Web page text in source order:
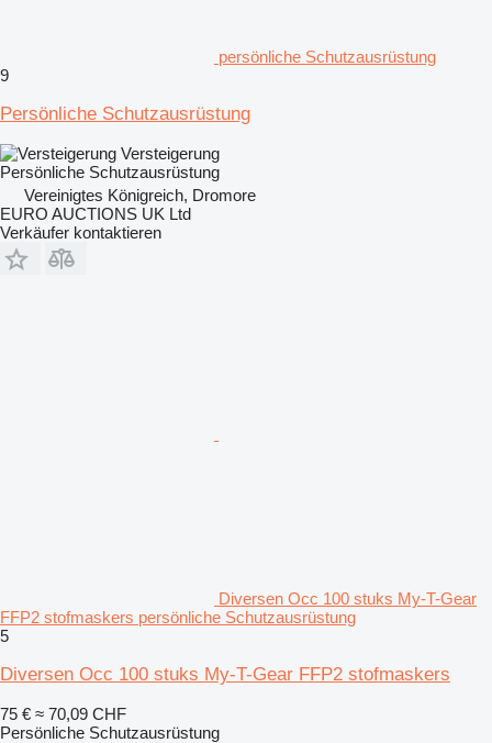
persönliche Schutzausrüstung
9
Persönliche Schutzausrüstung
Versteigerung
Persönliche Schutzausrüstung
Vereinigtes Königreich, Dromore
EURO AUCTIONS UK Ltd
Verkäufer kontaktieren
Diversen Occ 100 stuks My-T-Gear
FFP2 stofmaskers persönliche Schutzausrüstung
5
Diversen Occ 100 stuks My-T-Gear FFP2 stofmaskers
75 € ≈ 70,09 CHF
Persönliche Schutzausrüstung